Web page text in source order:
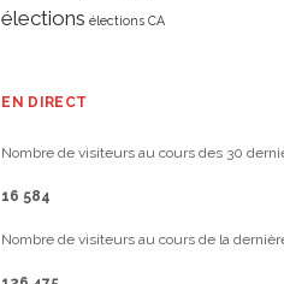
élections élections CA
EN DIRECT
Nombre de visiteurs au cours des 30
16 584
Nombre de visiteurs au cours de la